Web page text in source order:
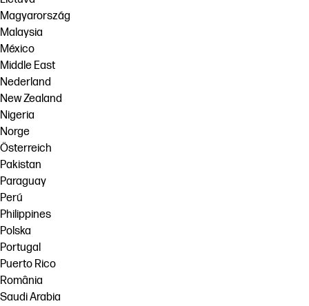
Magyarország
Malaysia
México
Middle East
Nederland
New Zealand
Nigeria
Norge
Österreich
Pakistan
Paraguay
Perú
Philippines
Polska
Portugal
Puerto Rico
România
Saudi Arabia